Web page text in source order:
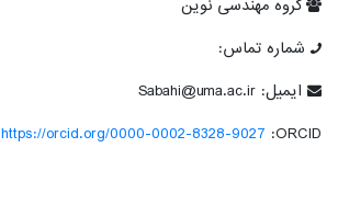
گروه مهندسی نوین
شماره تماس:
ایمیل: Sabahi@uma.ac.ir
ORCID:
https://orcid.org/0000-0002-8328-9027